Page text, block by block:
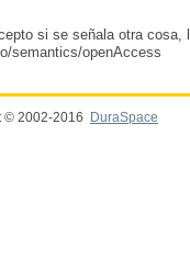
si se señala otra
semantics/openAccess
© 2002-2016
DuraSpace